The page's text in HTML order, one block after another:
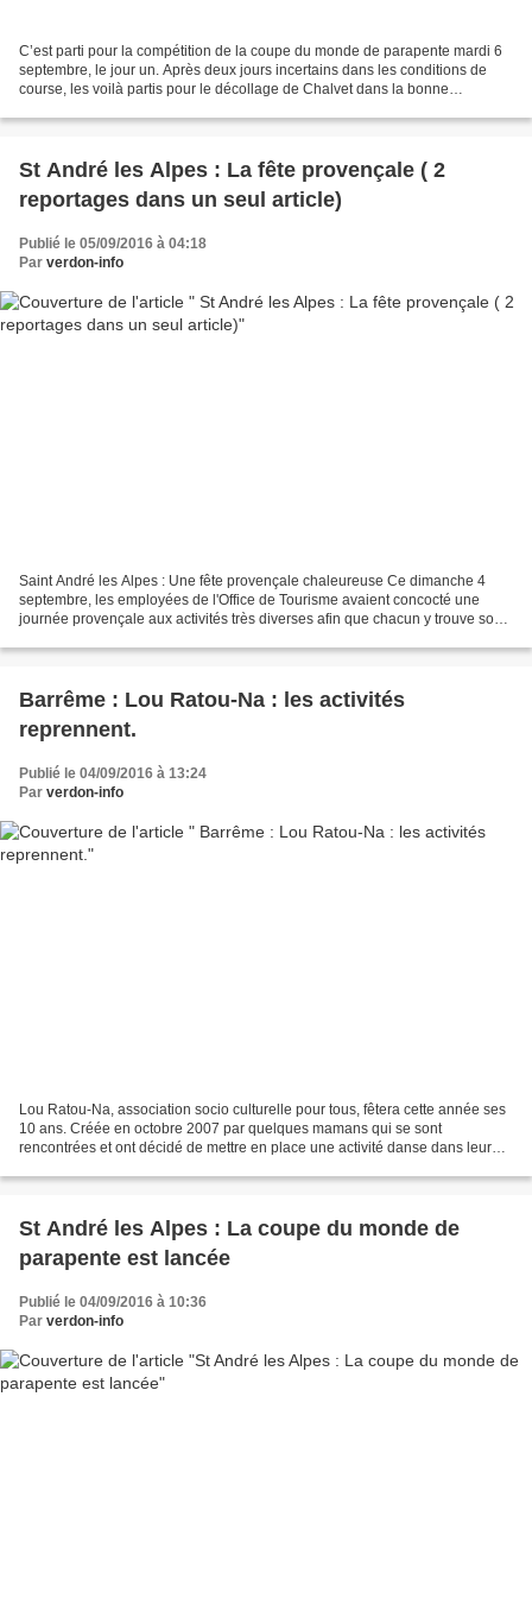
C’est parti pour la compétition de la coupe du monde de parapente mardi 6
septembre, le jour un. Après deux jours incertains dans les conditions de
course, les voilà partis pour le décollage de Chalvet dans la bonne
St André les Alpes : La fête provençale ( 2
reportages dans un seul article)
Publié le 05/09/2016 à 04:18
Par verdon-info
Saint André les Alpes : Une fête provençale chaleureuse Ce dimanche 4
septembre, les employées de l'Office de Tourisme avaient concocté une
journée provençale aux activités très diverses afin que chacun y trouve son
Barrême : Lou Ratou-Na : les activités
reprennent.
Publié le 04/09/2016 à 13:24
Par verdon-info
Lou Ratou-Na, association socio culturelle pour tous, fêtera cette année ses
10 ans. Créée en octobre 2007 par quelques mamans qui se sont
rencontrées et ont décidé de mettre en place une activité danse dans leur
St André les Alpes : La coupe du monde de
parapente est lancée
Publié le 04/09/2016 à 10:36
Par verdon-info